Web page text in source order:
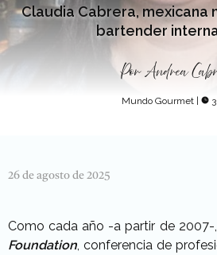
Claudia Cabrera, mexicana
bartender
Por Andrea
Mundo Gourmet | 3
26 de agosto de 2025
Como cada año -a partir de 2007-,
Foundation , conferencia de